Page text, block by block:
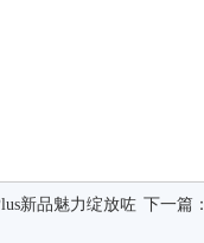
新品魅力绽放咗 下一篇：